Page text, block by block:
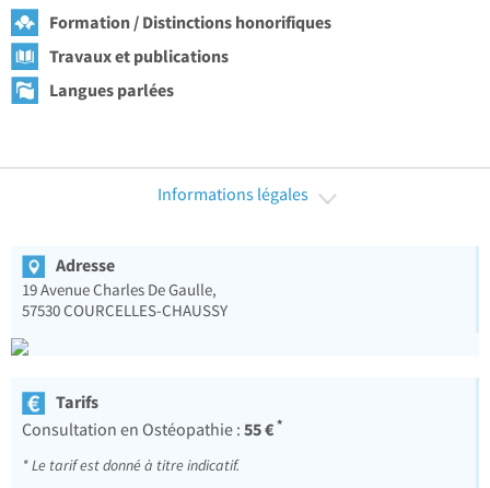
Formation / Distinctions honorifiques
Travaux et publications
Langues parlées
Informations légales
Adresse
19 Avenue Charles De Gaulle,
57530COURCELLES-CHAUSSY
Tarifs
Consultation en Ostéopathie : 55 €*
* Le tarif est donné à titre indicatif.